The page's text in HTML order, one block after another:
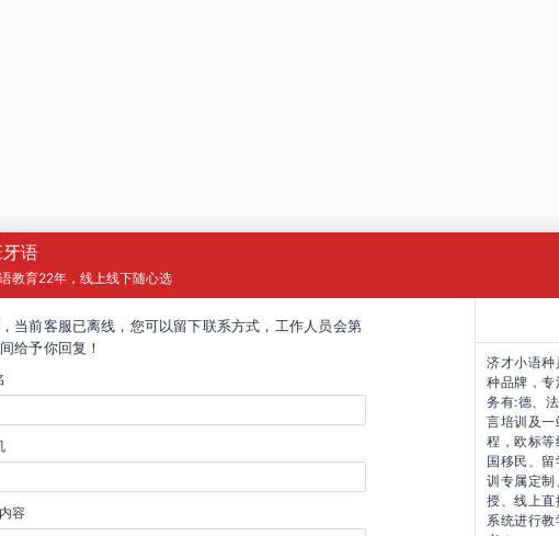
语
教育22年，线上线下随心选
当前客服已离线，您可以留下联系方式，工作人员会第
给予你回复！
容
济才小语
种品牌 ，
务有:德、
言培训及
程，欧标等
国移民、
训专属定
授、线上
系统进行